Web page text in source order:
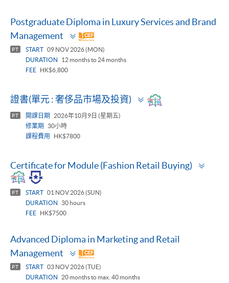
Postgraduate Diploma in Luxury Services and Brand
Management
Toggle
panel
PT START 09 NOV 2026 (MON)
DURATION
12 months to 24 months
FEE
HK$6,800
證書(單元 : 奢侈品市場及投資)
Toggle
panel
PT 開課日期
2026年10月9日 (星期五)
修業期
30小時
課程費用
HK$7800
Certificate for Module (Fashion Retail Buying)
PT START 01 NOV 2026 (SUN)
DURATION
30 hours
FEE
HK$7500
Advanced Diploma in Marketing and Retail
Management
Toggle
panel
PT START 03 NOV 2026 (TUE)
DURATION
20 months to max. 40 months